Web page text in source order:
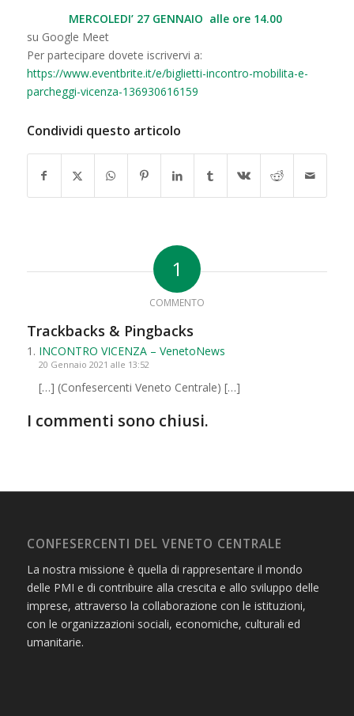
MERCOLEDI’ 27 GENNAIO alle ore 14.00
su Google Meet
Per partecipare dovete iscrivervi a:
https://www.eventbrite.it/e/biglietti-incontro-mobilita-e-
parcheggi-vicenza-136930616159
Condividi questo articolo
1
COMMENTO
Trackbacks & Pingbacks
INCONTRO VICENZA – VenetoNews
20 Gennaio 2021 alle 13:52
[…] (Confesercenti Veneto Centrale) […]
I commenti sono chiusi.
CONFESERCENTI DEL VENETO CENTRALE
La nostra missione è quella di rappresentare il mondo
delle PMI e di contribuire alla crescita e allo sviluppo delle
imprese, attraverso la collaborazione con le istituzioni,
con le organizzazioni sociali, economiche, culturali ed
umanitarie.